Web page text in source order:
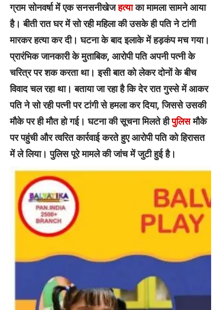
ग्राम सोनवर्षा में एक सनसनीखेजहत्याका मामला सामने आया
है। बीती रात घर में सो रही महिला की उसके ही पति ने टांगी
मारकर हत्या कर दी। घटना के बाद इलाके में हड़कंप मच गया।
प्रारंभिक जानकारी के मुताबिक, आरोपी पति अपनी पत्नी के
चरित्र पर शक करता था। इसी बात को लेकर दोनों के बीच
विवाद चल रहा था। बताया जा रहा है कि देर रात गुस्से में आकर
पति ने सो रही पत्नी पर टांगी से हमला कर दिया, जिससे उसकी
मौके पर ही मौत हो गई। घटना की सूचना मिलते हीपुलिसमौके
पर पहुंची और त्वरित कार्रवाई करते हुए आरोपी पति को हिरासत
में ले लिया। पुलिस पूरे मामले की जांच में जुटी हुई है।